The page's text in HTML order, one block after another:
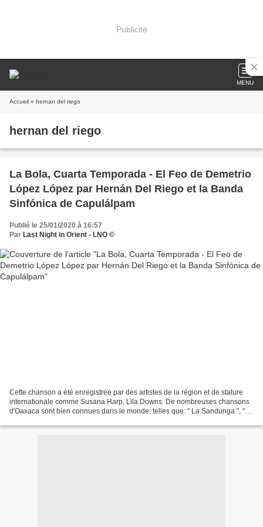
Publicité
MENU
Accueil » hernan del riego
hernan del riego
La Bola, Cuarta Temporada - El Feo de Demetrio
López López par Hernán Del Riego et la Banda
Sinfónica de Capulálpam
Publié le 25/01/2020 à 16:57
Par Last Night in Orient - LNO ©
Cette chanson a été enregistrée par des artistes de la région et de stature
internationale comme Susana Harp, Lila Downs. De nombreuses chansons
d'Oaxaca sont bien connues dans le monde, telles que: " La Sandunga ", "